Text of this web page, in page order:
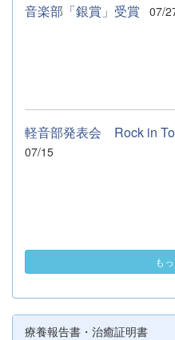
音楽部「銀賞」受賞 07/
07/15
も
療養報告書・治癒証明書